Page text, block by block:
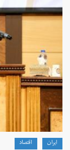
ايران اقتصاد